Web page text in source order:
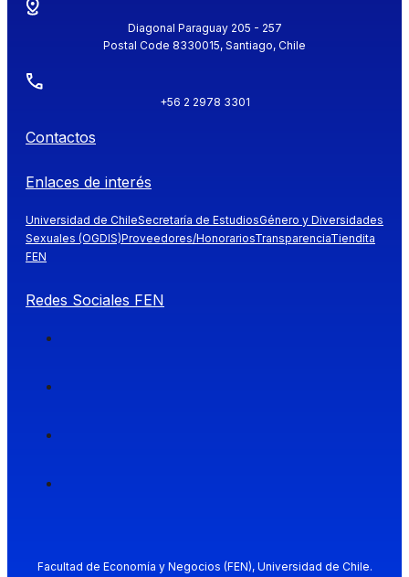
Diagonal Paraguay 205 - 257
Postal Code 8330015, Santiago, Chile
+56 2 2978 3301
Contactos
Enlaces de interés
Universidad de ChileSecretaría de EstudiosGénero y Diversidades
Sexuales (OGDIS)Proveedores/HonorariosTransparenciaTiendita
FEN
Redes Sociales FEN
Facultad de Economía y Negocios (FEN), Universidad de Chile.